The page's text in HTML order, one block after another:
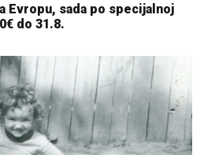
Evropu, sada po specijalnoj
do 31.8.